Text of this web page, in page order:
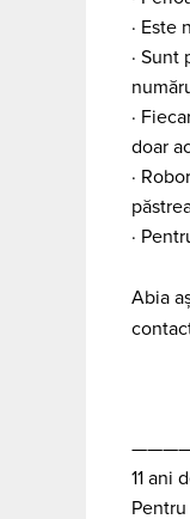
· Este
·
·
doar
·
·
Abia
11 ani